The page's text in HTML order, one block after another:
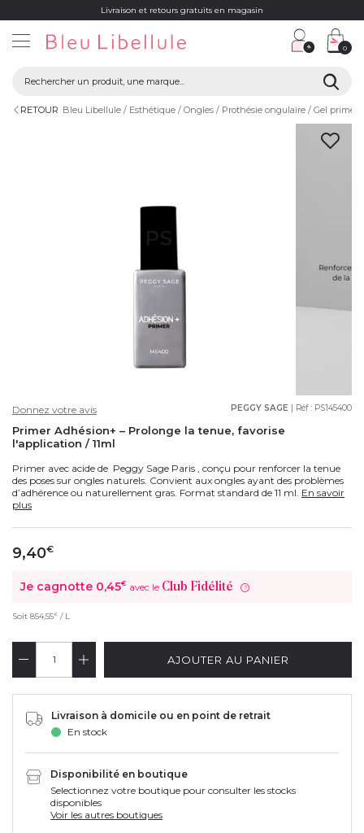
Livraison et retours gratuits en magasin
0
RETOUR Bleu Libellule Esthétique Ongles Prothésie ongulaire Gel primer
PEGGY SAGE | Réf : PS145400
Donnez votre avis
Primer Adhésion+ – Prolonge la tenue, favorise
l'application / 11ml
Primer avec acide de Peggy Sage Paris , conçu pour renforcer la tenue
des poses sur ongles naturels. Convient aux ongles ayant des problèmes
d’adhérence ou naturellement gras. Format standard de 11 ml. En savoir
plus
9,40€
Je cagnotte 0,45€ avec le Club Fidélité ?
Soit 854,55€ / L
AJOUTER AU PANIER
Livraison à domicile ou en point de retrait
En stock
Disponibilité en boutique
Selectionnez votre boutique pour consulter les stocks
disponibles
Voir les autres boutiques